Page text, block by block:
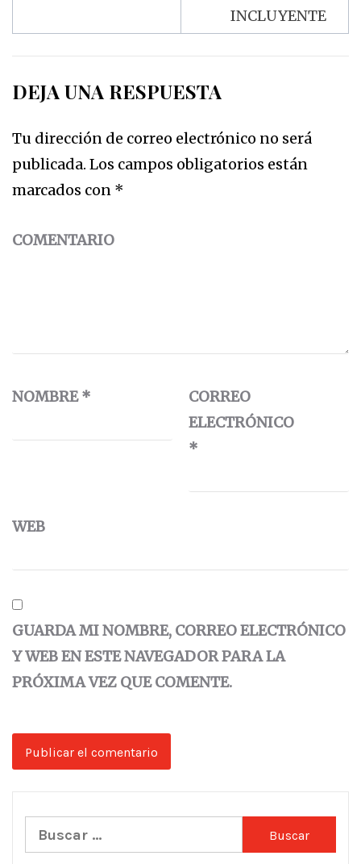
INCLUYENTE
DEJA UNA RESPUESTA
Tu dirección de correo electrónico no será
publicada. Los campos obligatorios están
marcados con *
COMENTARIO
NOMBRE*
CORREO
ELECTRÓNICO
*
WEB
GUARDA MI NOMBRE, CORREO ELECTRÓNICO
Y WEB EN ESTE NAVEGADOR PARA LA
PRÓXIMA VEZ QUE COMENTE.
Buscar: